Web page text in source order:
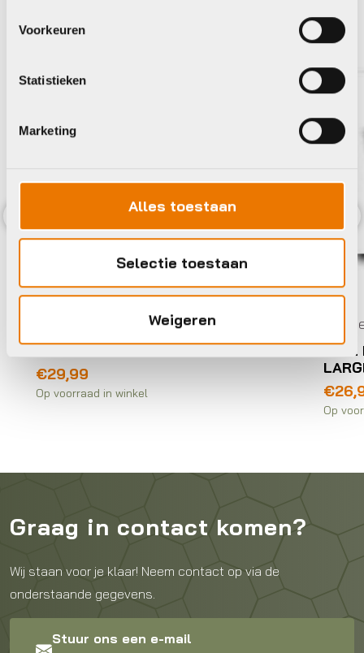
Voorkeuren
Statistieken
Marketing
Alles toestaan
Selectie toestaan
Weigeren
Previous
Manden en Kratten
Basil KRAT BAS PVC ZW 40L
€29,99
Op voorraad in winkel
Basil
Basil
€
Op
Graag in contact komen?
Wij staan voor je klaar! Neem contact op via de
onderstaande gegevens.
Stuur ons een e-mail